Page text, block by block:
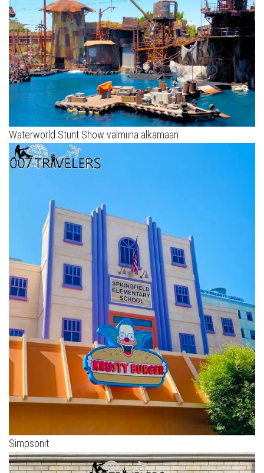
Waterworld Stunt Show valmiina alkamaan
Simpsonit